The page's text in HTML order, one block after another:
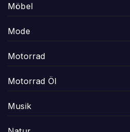
Möbel
Mode
Motorrad
Motorrad Öl
Musik